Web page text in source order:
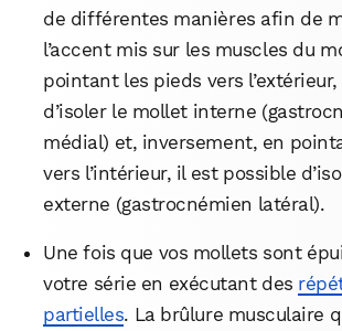
de différentes manières afin de
l’accent mis sur les muscles du
pointant les pieds vers
d’isoler le mollet interne
médial) et, inversement, en
vers l’intérieur, il est possible
externe (gastrocnémien latéral).
Une fois que vos mollets sont
votre série en exécutant des
partielles. La brûlure musculaire